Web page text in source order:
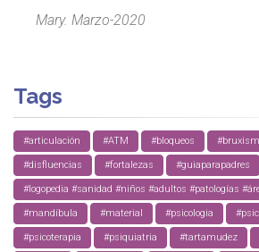
Mary. Marzo-2020
Tags
#articulación #ATM #bloqueos
#disfluencias #fortalezas #guiaparapadres
#logopedia #sanidad #niños #adultos #patologías
#mandíbula #material #psicologia
#psicoterapia #psiquiatria #tartamudez